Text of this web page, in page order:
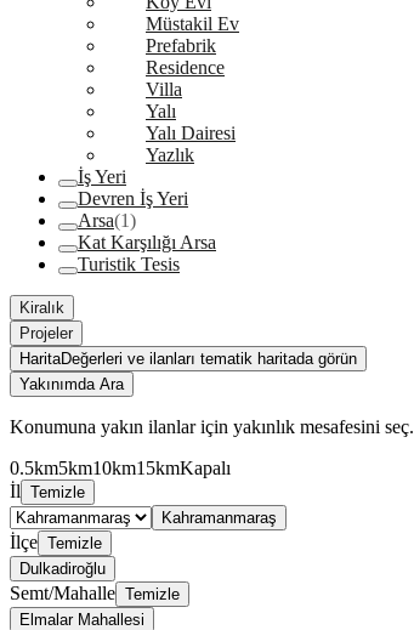
Müstakil Ev
Prefabrik
Residence
Villa
Yalı
Yalı Dairesi
Yazlık
İş Yeri
Devren İş Yeri
Arsa(1)
Kat Karşılığı Arsa
Turistik Tesis
Kiralık
Projeler
HaritaDeğerleri ve ilanları tematik haritada görün
Yakınımda Ara
Konumuna yakın ilanlar için yakınlık mesafesini seç.
0.5km5km10km15kmKapalı
İl Temizle
Kahramanmaraş
İlçe Temizle
Dulkadiroğlu
Semt/Mahalle Temizle
Elmalar Mahallesi